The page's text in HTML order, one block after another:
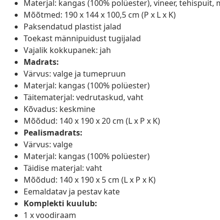
Materjal: kangas (100% polüester), vineer, tehispuit,
Mõõtmed: 190 x 144 x 100,5 cm (P x L x K)
Paksendatud plastist jalad
Toekast männipuidust tugijalad
Vajalik kokkupanek: jah
Madrats:
Värvus: valge ja tumepruun
Materjal: kangas (100% polüester)
Täitematerjal: vedrutaskud, vaht
Kõvadus: keskmine
Mõõdud: 140 x 190 x 20 cm (L x P x K)
Pealismadrats:
Värvus: valge
Materjal: kangas (100% polüester)
Täidise materjal: vaht
Mõõdud: 140 x 190 x 5 cm (L x P x K)
Eemaldatav ja pestav kate
Komplekti kuulub:
1 x voodiraam